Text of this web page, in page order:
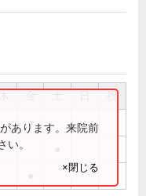
祝
●
あります。来院前
い。
×閉じる